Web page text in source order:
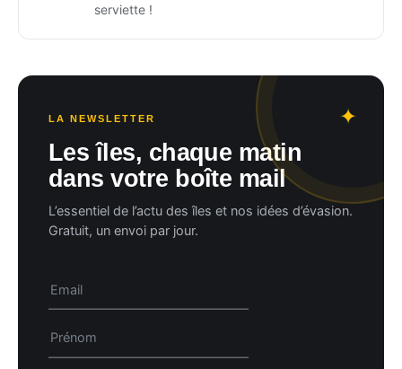
serviette !
LA NEWSLETTER
Les îles, chaque matin
dans votre boîte mail
L’essentiel de l’actu des îles et nos idées d’évasion.
Gratuit, un envoi par jour.